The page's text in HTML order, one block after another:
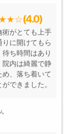
(4.0)
術がとても上手
りに開けてもら
待ち時間はあり
院内は綺麗で静
め、落ち着いて
できました。